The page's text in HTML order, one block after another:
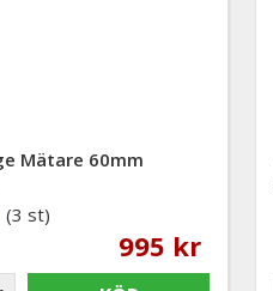
Mätare 60mm
(3 st)
995 kr